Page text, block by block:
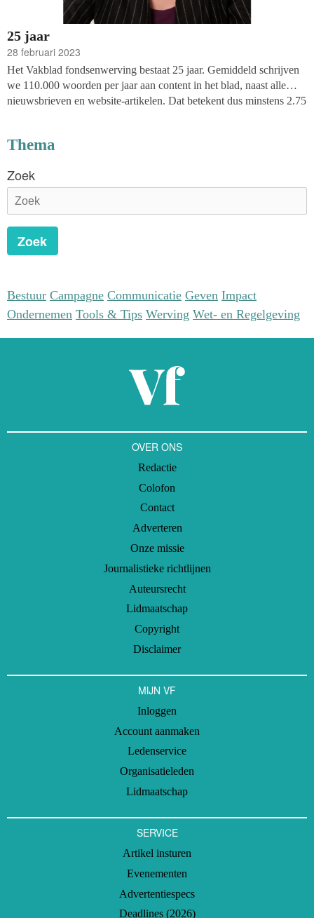
25 jaar
28 februari 2023
Het Vakblad fondsenwerving bestaat 25 jaar. Gemiddeld schrijven
we 110.000 woorden per jaar aan content in het blad, naast alle
nieuwsbrieven en website-artikelen. Dat betekent dus minstens 2.75
Thema
Zoek
Zoek
Bestuur Campagne Communicatie Geven Impact
Ondernemen Tools & Tips Werving Wet- en Regelgeving
OVER ONS
Redactie
Colofon
Contact
Adverteren
Onze missie
Journalistieke richtlijnen
Auteursrecht
Lidmaatschap
Copyright
Disclaimer
MIJN VF
Inloggen
Account aanmaken
Ledenservice
Organisatieleden
Lidmaatschap
SERVICE
Artikel insturen
Evenementen
Advertentiespecs
Deadlines (2026)